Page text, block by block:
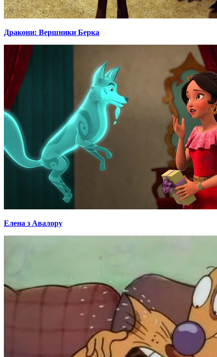
Дракони: Вершники Берка
Елена з Авалору